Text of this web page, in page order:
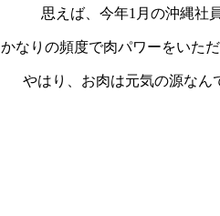
思えば、今年1月の沖縄社
かなりの頻度で肉パワーをいた
やはり、お肉は元気の源なん